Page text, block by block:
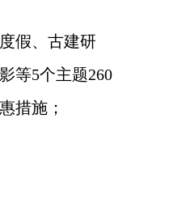
假、古建研
等5个主题260
措施；